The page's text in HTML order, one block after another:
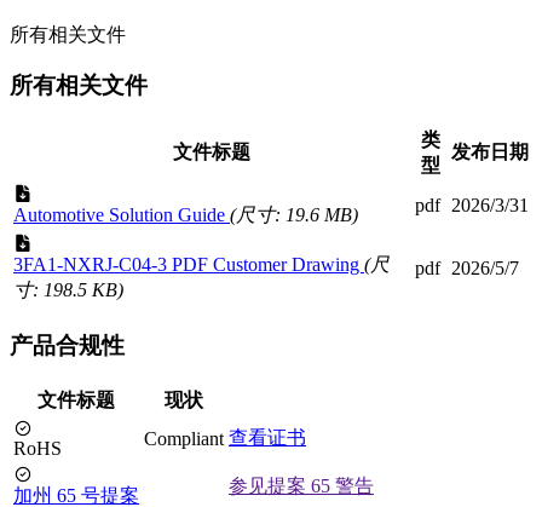
所有相关文件
所有相关文件
文件标题
类
型
发布日期
Automotive Solution Guide (尺寸: 19.6 MB) pdf 2026/3/31
3FA1-NXRJ-C04-3 PDF Customer Drawing (尺
寸: 198.5 KB)
pdf 2026/5/7
产品合规性
文件标题 现状
RoHS Compliant 查看证书
加州 65 号提案
参见提案 65 警告